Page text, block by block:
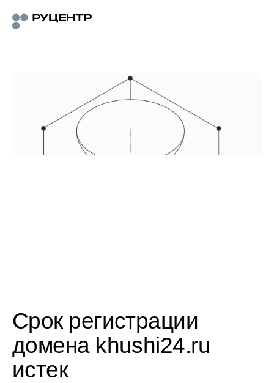
Срок регистрации
домена khushi24.ru
истек